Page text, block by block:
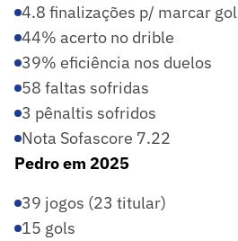
4.8 finalizações p/ marcar gol
44% acerto no drible
39% eficiência nos duelos
58 faltas sofridas
3 pênaltis sofridos
Nota Sofascore 7.22
Pedro em 2025
39 jogos (23 titular)
15 gols